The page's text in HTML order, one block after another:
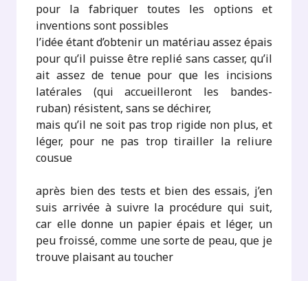
pour la fabriquer toutes les options et
inventions sont possibles
l’idée étant d’obtenir un matériau assez épais
pour qu’il puisse être replié sans casser, qu’il
ait assez de tenue pour que les incisions
latérales (qui accueilleront les bandes-
ruban) résistent, sans se déchirer,
mais qu’il ne soit pas trop rigide non plus, et
léger, pour ne pas trop tirailler la reliure
cousue
après bien des tests et bien des essais, j’en
suis arrivée à suivre la procédure qui suit,
car elle donne un papier épais et léger, un
peu froissé, comme une sorte de peau, que je
trouve plaisant au toucher